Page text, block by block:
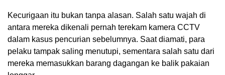
Kecurigaan itu bukan tanpa alasan. Salah satu wajah di
antara mereka dikenali pernah terekam kamera CCTV
dalam kasus pencurian sebelumnya. Saat diamati, para
pelaku tampak saling menutupi, sementara salah satu dari
mereka memasukkan barang dagangan ke balik pakaian